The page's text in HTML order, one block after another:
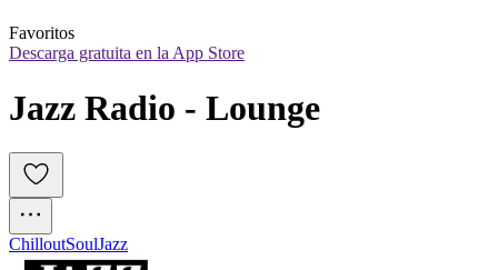
Favoritos
Descarga gratuita en la App Store
Jazz Radio - Lounge
ChilloutSoulJazz